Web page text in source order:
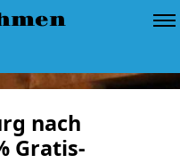
nach
Gratis-